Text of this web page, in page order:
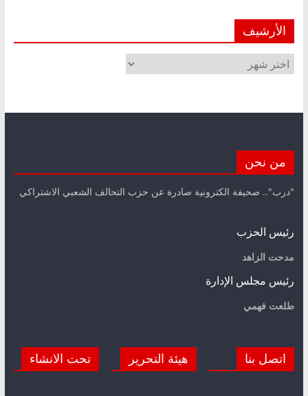
الأرشيف
الأرشيف
من نحن
"درب".. صحيفة الكترونية صادرة عن حزب التحالف الشعبي الاشتراكي
رئيس الحزب
مدحت الزاهد
رئيس مجلس الإدارة
طلعت فهمي
اتصل بنا هيئة التحرير تحت الانشاء